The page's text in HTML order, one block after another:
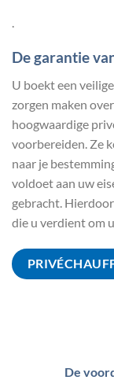
De garantie
U boekt een
zorgen maken
hoogwaardige
voorbereiden. Ze
naar je
voldoet aan uw
gebracht.
die u verdient om
De